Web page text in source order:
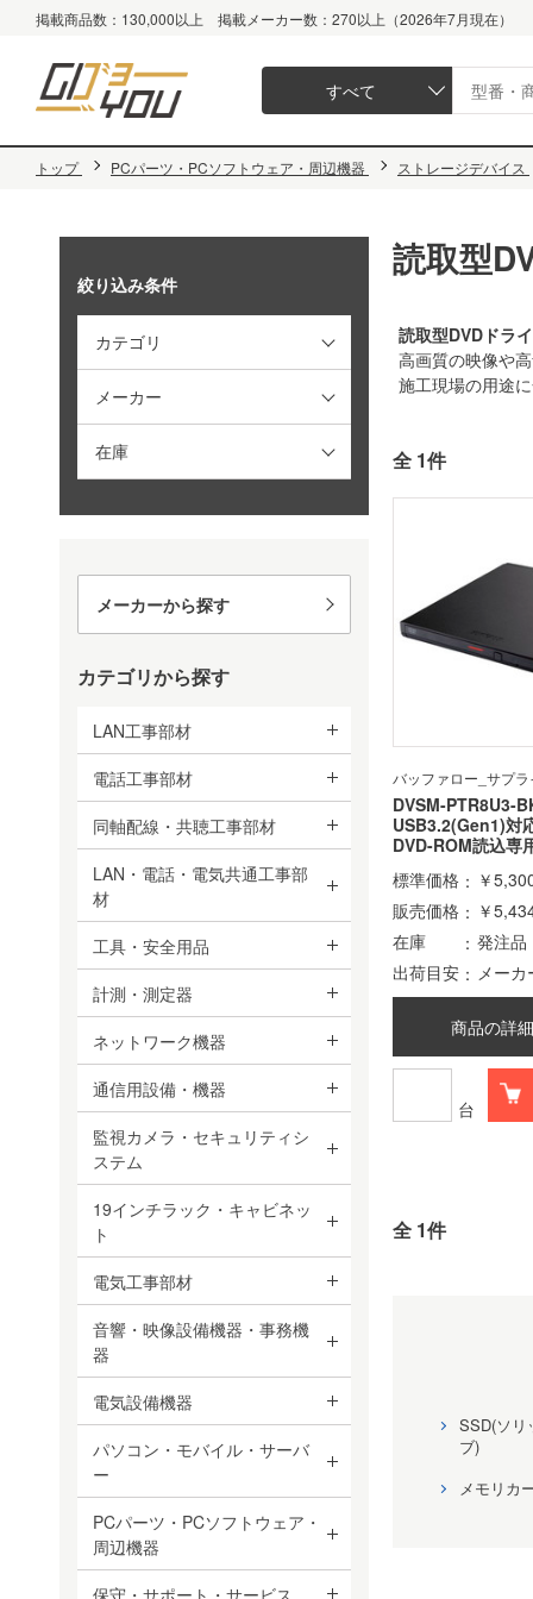
掲載商品数：130,000以上 掲載メーカー数：270以上（2026年7月現在）
すべて
トップ PCパーツ・PCソフトウェア・周辺機器 ストレージデバイス
読取型
読取型DVDドラ
高画質の映像や
施工現場の用途
全 1件
バッファロー_サプラ
DVSM-PTR8U3-
USB3.2(Gen1)対
DVD-ROM読込専
標準価格
￥
販売価格
￥
在庫
発注品
出荷目安
メー
商品の詳
台
全 1件
SSD(ソリ
ブ)
メモリカ
絞り込み条件
カテゴリ
メーカー
在庫
メーカーから探す
カテゴリから探す
LAN工事部材
電話工事部材
同軸配線・共聴工事部材
LAN・電話・電気共通工事部
材
工具・安全用品
計測・測定器
ネットワーク機器
通信用設備・機器
監視カメラ・セキュリティシ
ステム
19インチラック・キャビネッ
ト
電気工事部材
音響・映像設備機器・事務機
器
電気設備機器
パソコン・モバイル・サーバ
ー
PCパーツ・PCソフトウェア・
周辺機器
保守・サポート・サービス